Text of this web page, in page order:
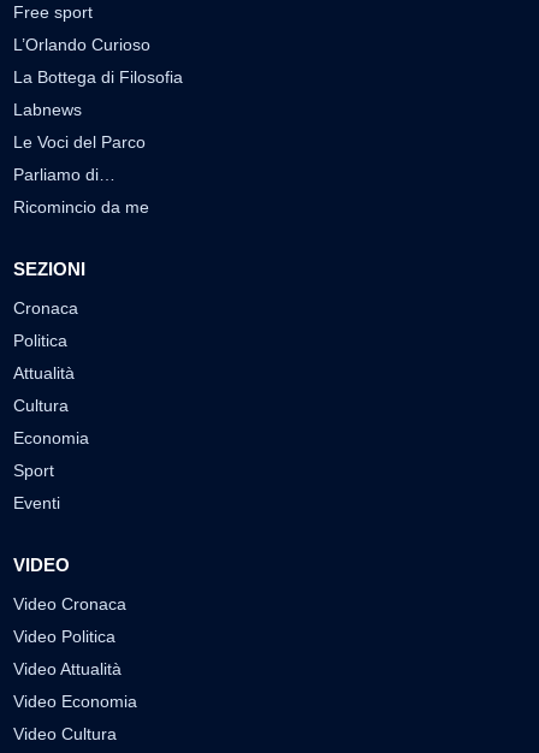
Free sport
L’Orlando Curioso
La Bottega di Filosofia
Labnews
Le Voci del Parco
Parliamo di…
Ricomincio da me
SEZIONI
Cronaca
Politica
Attualità
Cultura
Economia
Sport
Eventi
VIDEO
Video Cronaca
Video Politica
Video Attualità
Video Economia
Video Cultura